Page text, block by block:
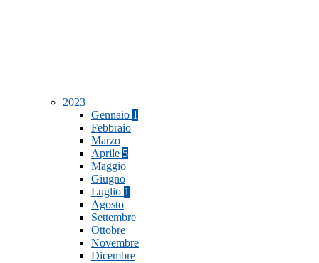
2023
Gennaio 1
Febbraio
Marzo
Aprile 5
Maggio
Giugno
Luglio 1
Agosto
Settembre
Ottobre
Novembre
Dicembre